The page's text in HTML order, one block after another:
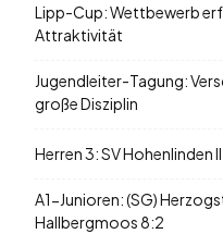
Lipp-Cup: Wettbewerb
Attraktivität
Jugendleiter-Tagung:
große Disziplin
Herren 3: SV Hohenlinden
A1-Junioren: (SG)
Hallbergmoos 8:2